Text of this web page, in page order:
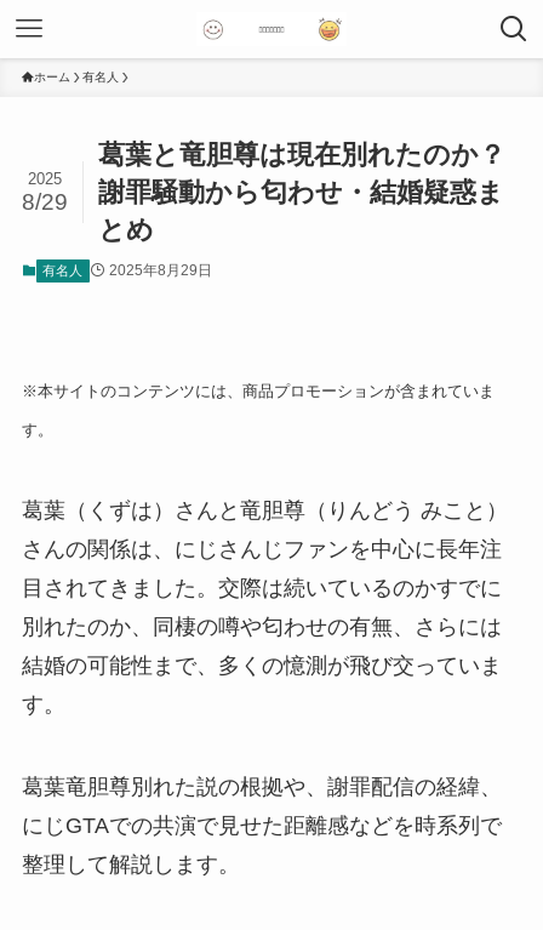
ホーム 有名人
葛葉と竜胆尊は現在別れたのか？
謝罪騒動から匂わせ・結婚疑惑ま
とめ
2025
8/29
有名人 2025年8月29日
※本サイトのコンテンツには、商品プロモーションが含まれていま
す。
葛葉（くずは）さんと竜胆尊（りんどう みこと）
さんの関係は、にじさんじファンを中心に長年注
目されてきました。交際は続いているのかすでに
別れたのか、同棲の噂や匂わせの有無、さらには
結婚の可能性まで、多くの憶測が飛び交っていま
す。
葛葉竜胆尊別れた説の根拠や、謝罪配信の経緯、
にじGTAでの共演で見せた距離感などを時系列で
整理して解説します。